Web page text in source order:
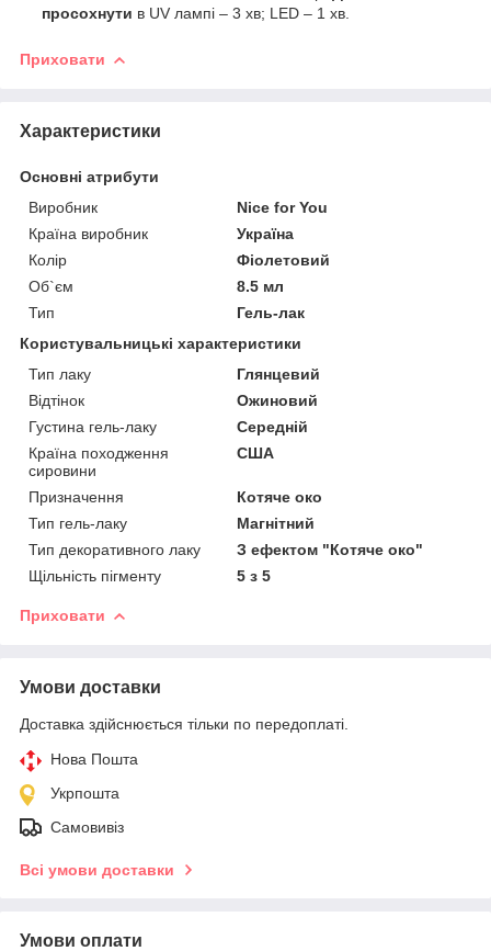
просохнути в UV лампі – 3 хв; LED – 1 хв.
Приховати
Характеристики
Основні атрибути
Виробник
Nice for You
Країна виробник
Україна
Колір
Фіолетовий
Об`єм
8.5 мл
Тип
Гель-лак
Користувальницькі характеристики
Тип лаку
Глянцевий
Відтінок
Ожиновий
Густина гель-лаку
Середній
Країна походження
сировини
США
Призначення
Котяче око
Тип гель-лаку
Магнітний
Тип декоративного лаку
З ефектом "Котяче око"
Щільність пігменту
5 з 5
Приховати
Умови доставки
Доставка здійснюється тільки по передоплаті.
Нова Пошта
Укрпошта
Самовивіз
Всі умови доставки
Умови оплати